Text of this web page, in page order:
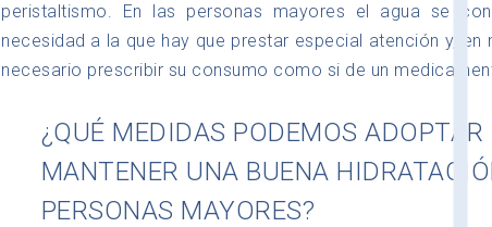
peristaltismo. En las personas mayores el agua se
necesidad a la que hay que prestar especial atención y, en
necesario prescribir su consumo como si de un
¿QUÉ MEDIDAS PODEMOS ADOPTAR
MANTENER UNA BUENA
PERSONAS MAYORES?